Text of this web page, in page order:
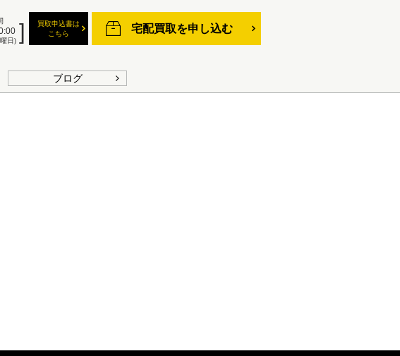
宅配買取を申し込む
買取申込書は
こちら
日)
ブログ